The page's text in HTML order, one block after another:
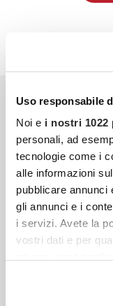
Uso responsabile
Noi e i nostri 1022
personali, ad
tecnologie come i
alle informazioni
pubblicare annunci
gli annunci e i
i servizi. Avete la
vostri dati e per
modificare o